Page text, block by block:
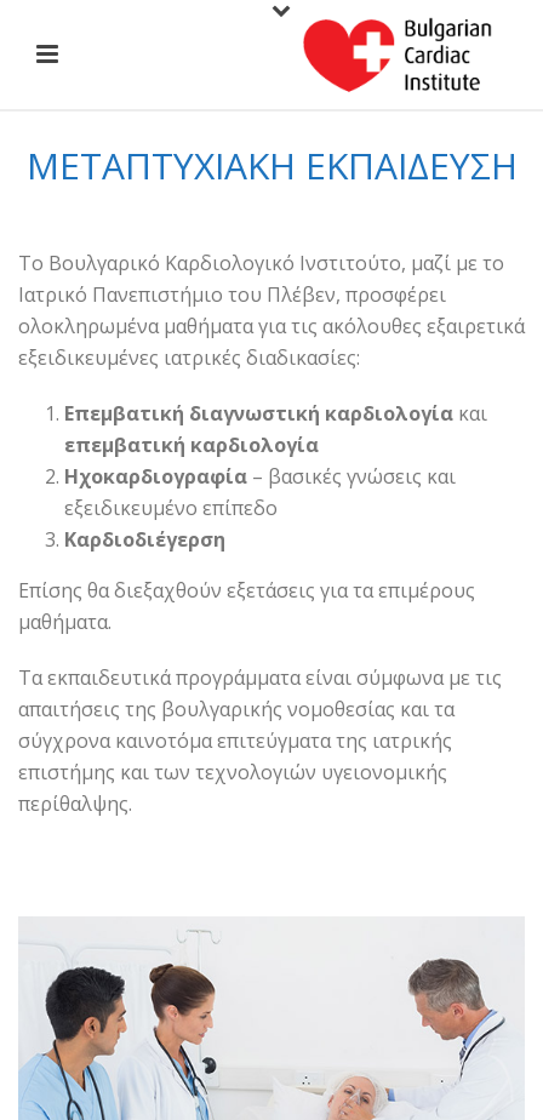
ΜΕΤΑΠΤΥΧΙΑΚΉ ΕΚΠΑΊΔΕΥΣΗ
Το Βουλγαρικό Καρδιολογικό Ινστιτούτο, μαζί με το
Ιατρικό Πανεπιστήμιο του Πλέβεν, προσφέρει
ολοκληρωμένα μαθήματα για τις ακόλουθες εξαιρετικά
εξειδικευμένες ιατρικές διαδικασίες:
Επεμβατική διαγνωστική καρδιολογίακαι
επεμβατική καρδιολογία
Ηχοκαρδιογραφία– βασικές γνώσεις και
εξειδικευμένο επίπεδο
Καρδιοδιέγερση
Επίσης θα διεξαχθούν εξετάσεις για τα επιμέρους
μαθήματα.
Τα εκπαιδευτικά προγράμματα είναι σύμφωνα με τις
απαιτήσεις της βουλγαρικής νομοθεσίας και τα
σύγχρονα καινοτόμα επιτεύγματα της ιατρικής
επιστήμης και των τεχνολογιών υγειονομικής
περίθαλψης.